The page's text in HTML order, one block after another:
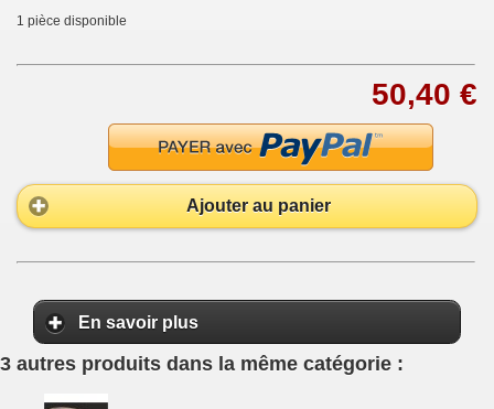
1 pièce disponible
50,40 €
Ajouter au panier
En savoir plus
3 autres produits dans la même catégorie :